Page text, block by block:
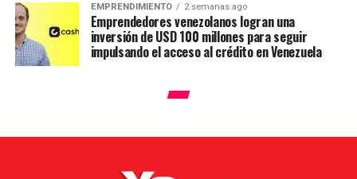
EMPRENDIMIENTO 2 semanas ago
Emprendedores venezolanos logran una
inversión de USD 100 millones para seguir
impulsando el acceso al crédito en Venezuela